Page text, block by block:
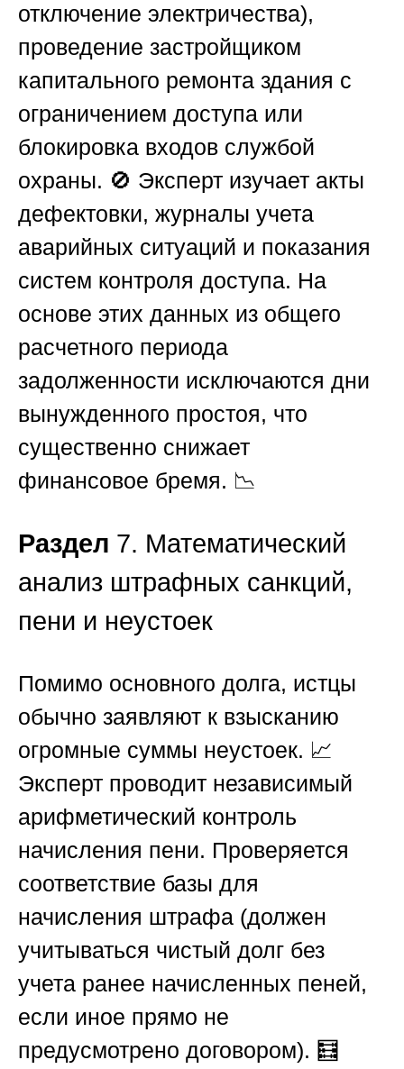
отключение электричества),
проведение застройщиком
капитального ремонта здания с
ограничением доступа или
блокировка входов службой
охраны. 🚫 Эксперт изучает акты
дефектовки, журналы учета
аварийных ситуаций и показания
систем контроля доступа. На
основе этих данных из общего
расчетного периода
задолженности исключаются дни
вынужденного простоя, что
существенно снижает
финансовое бремя. 📉
Раздел 7. Математический
анализ штрафных санкций,
пени и неустоек
Помимо основного долга, истцы
обычно заявляют к взысканию
огромные суммы неустоек. 📈
Эксперт проводит независимый
арифметический контроль
начисления пени. Проверяется
соответствие базы для
начисления штрафа (должен
учитываться чистый долг без
учета ранее начисленных пеней,
если иное прямо не
предусмотрено договором). 🧮